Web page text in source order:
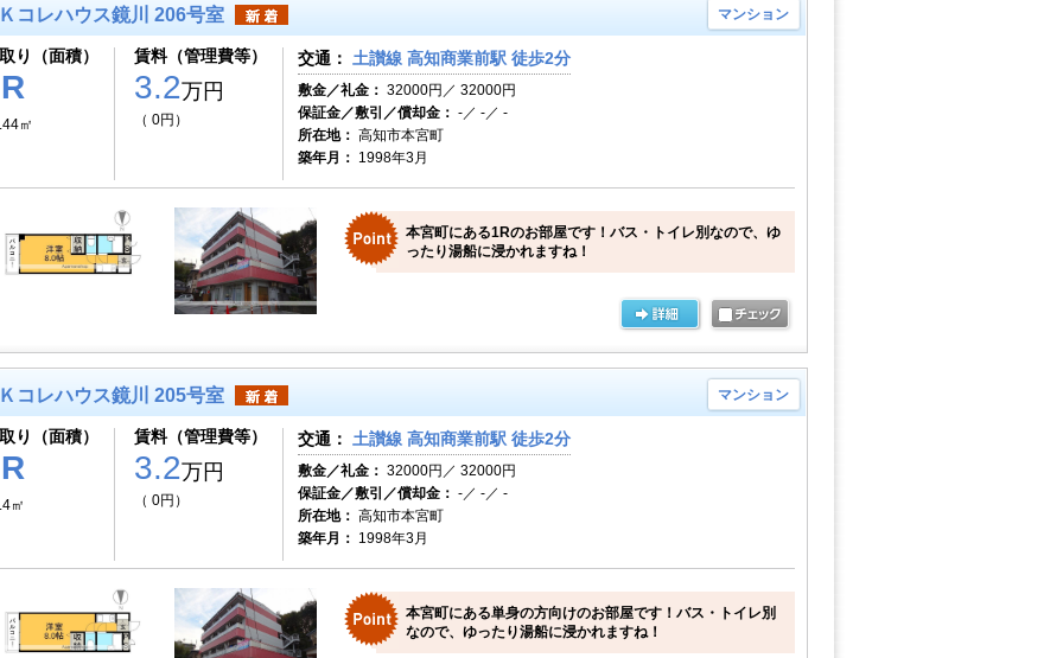
コレハウス鏡川 206号室 マンション
り（面積）
㎡
賃料（管理費等）
3.2万円
（ 0円）
交通： 土讃線 高知商業前駅 徒歩2分
敷金／礼金： 32000円／ 32000円
保証金／敷引／償却金： -／ -／ -
所在地： 高知市本宮町
築年月： 1998年3月
本宮町にある1Rのお部屋です！バス・トイレ別なので、ゆ
ったり湯船に浸かれますね！
コレハウス鏡川 205号室 マンション
り（面積）
㎡
賃料（管理費等）
3.2万円
（ 0円）
交通： 土讃線 高知商業前駅 徒歩2分
敷金／礼金： 32000円／ 32000円
保証金／敷引／償却金： -／ -／ -
所在地： 高知市本宮町
築年月： 1998年3月
本宮町にある単身の方向けのお部屋です！バス・トイレ別
なので、ゆったり湯船に浸かれますね！